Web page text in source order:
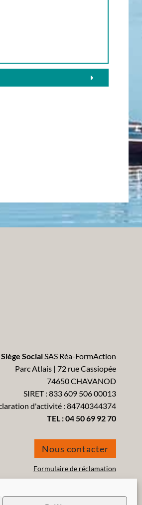
Siège Social SAS Réa-FormAction
Parc Atlais | 72 rue Cassiopée
74650 CHAVANOD
SIRET : 833 609 506 00013
d'activité : 84740344374
TEL :04 50 69 92 70
Nous contacter
Formulaire de réclamation